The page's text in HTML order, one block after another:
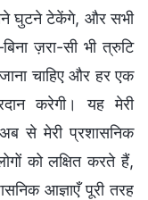
घुटने टेकेंगे, और सभी
ज़रा-सी भी त्रुटि
चाहिए और हर एक
करेगी। यह मेरी
से मेरी प्रशासनिक
को लक्षित करते हैं,
आज्ञाएँ पूरी तरह